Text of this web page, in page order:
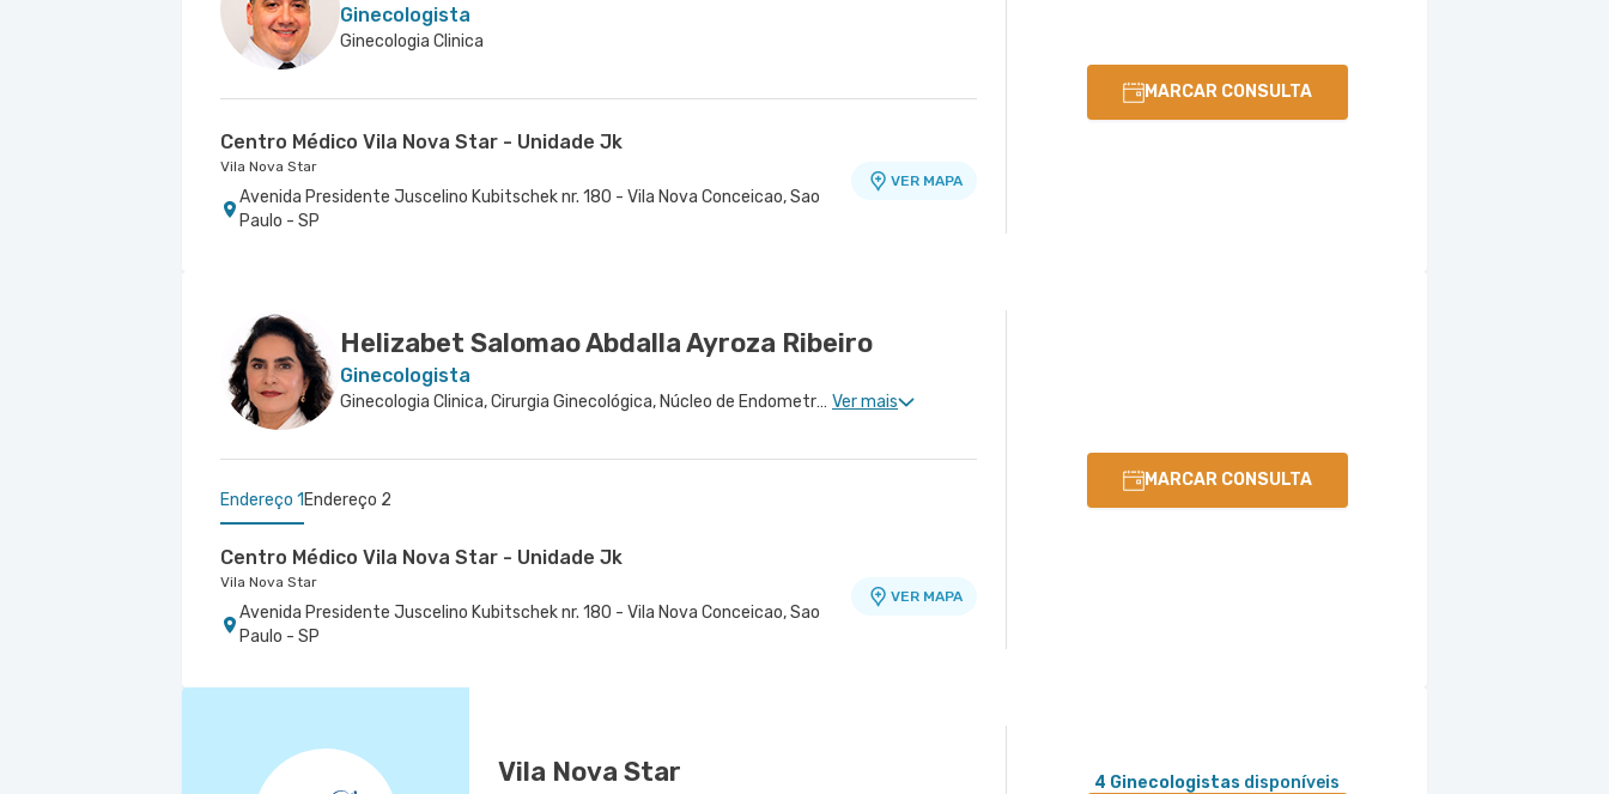
Ginecologista
Ginecologia Clinica
MARCAR CONSULTA
Centro Médico Vila Nova Star - Unidade Jk
Vila Nova Star
Avenida Presidente Juscelino Kubitschek nr. 180 - Vila Nova Conceicao, Sao
Paulo - SP
VER MAPA
Helizabet Salomao Abdalla Ayroza Ribeiro
Ginecologista
Ginecologia Clinica, Cirurgia Ginecológica, Núcleo de Endometriose, Cirurgia Robótica Ginecológica, Miomatose Uterina(Miomas) Ver mais
MARCAR CONSULTA
Endereço 1 Endereço 2
Centro Médico Vila Nova Star - Unidade Jk
Vila Nova Star
Avenida Presidente Juscelino Kubitschek nr. 180 - Vila Nova Conceicao, Sao
Paulo - SP
VER MAPA
Hospital Santa Isabel
Vila Nova Star 4 Ginecologistas disponíveis